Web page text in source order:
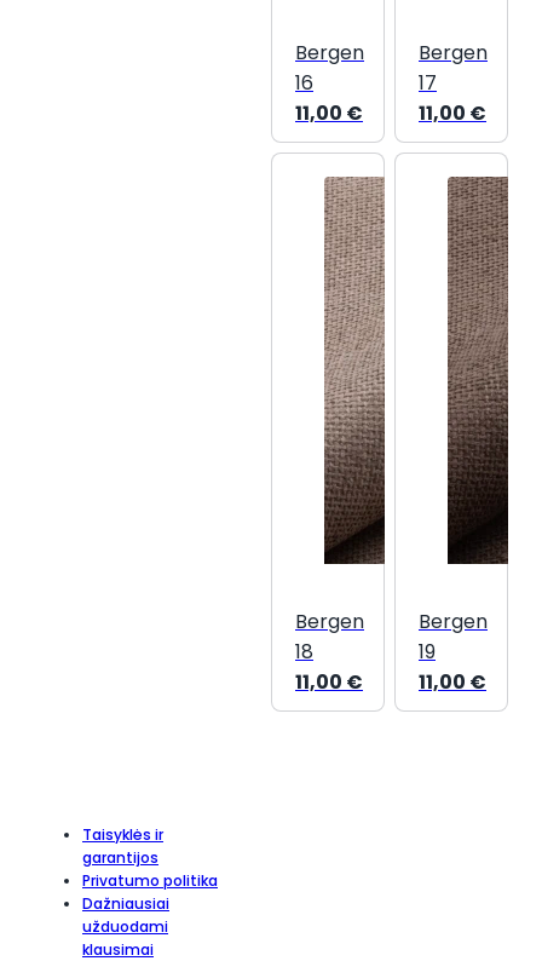
Bergen
16
11,00 €
Bergen
17
11,00 €
Bergen
18
11,00 €
Bergen
19
11,00 €
Taisyklės ir
garantijos
Privatumo politika
Dažniausiai
užduodami
klausimai